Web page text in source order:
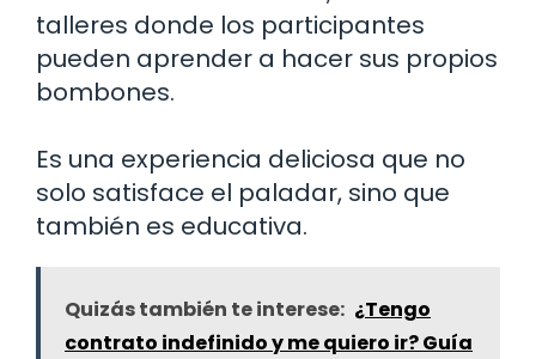
talleres donde los participantes
pueden aprender a hacer sus propios
bombones.
Es una experiencia deliciosa que no
solo satisface el paladar, sino que
también es educativa.
Quizás también te interese: ¿Tengo
contrato indefinido y me quiero ir? Guía